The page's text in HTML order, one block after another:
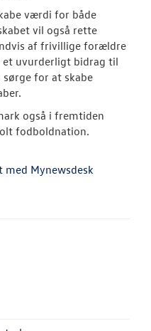
værdi for både
vil også rette
af frivillige forældre
et uvurderligt bidrag til
for at skabe
også i fremtiden
fodboldnation.
med Mynewsdesk